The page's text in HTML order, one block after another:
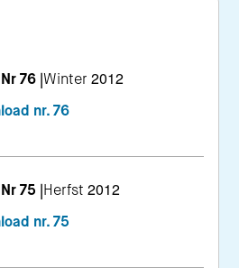
76 |Winter 2012
nr. 76
75 Herfst 2012
nr. 75